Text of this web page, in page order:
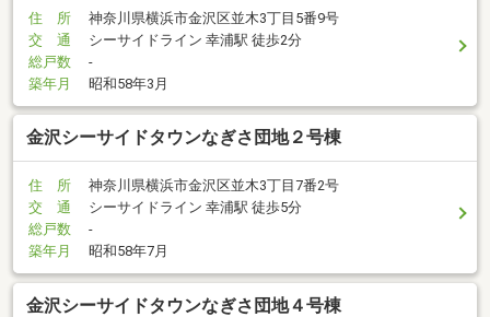
住 所
神奈川県横浜市金沢区並木3丁目5番9号
交 通
シーサイドライン 幸浦駅 徒歩2分
総戸数
-
築年月
昭和58年3月
金沢シーサイドタウンなぎさ団地２号棟
住 所
神奈川県横浜市金沢区並木3丁目7番2号
交 通
シーサイドライン 幸浦駅 徒歩5分
総戸数
-
築年月
昭和58年7月
金沢シーサイドタウンなぎさ団地４号棟